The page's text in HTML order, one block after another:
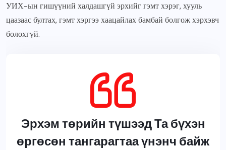
УИХ-ын гишүүний халдашгүй эрхийг гэмт хэрэг, хууль
цаазаас бултах, гэмт хэргээ хаацайлах бамбай болгож хэрхэвч
болохгүй.
Эрхэм төрийн түшээд Та бүхэн
өргөсөн тангарагтаа үнэнч байж